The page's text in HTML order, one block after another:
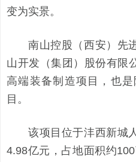
变为实景。
南山控股（西安）先
山开发（集团）股份有限
高端装备制造项目，也
目。
该项目位于沣西新城
4.98亿元，占地面积约